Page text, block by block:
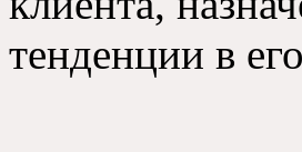
тенденции в